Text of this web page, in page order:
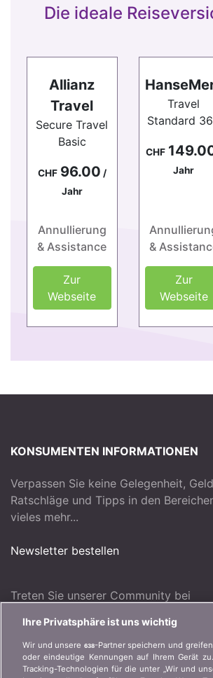
Die ideale
Allianz
Travel
Secure Travel
Basic
CHF 96.00 /
Jahr
Annullierung
& Assistance
Zur
Webseite
Travel
Standard
CHF
Jahr
&
Zur
Webseite
KONSUMENTEN INFORMATIONEN
Verpassen Sie keine Gelegenheit,
Ratschläge und Tipps in den
vieles mehr...
Newsletter bestellen
Treten Sie unserer Community bei
Ihre Privatsphäre ist uns wichtig
Wir und unsere 638-Partner speichern und
oder eindeutige Kennungen auf Ihrem Gerät
Tracking-Technologien für die unter „Wir und